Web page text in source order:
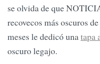
se olvida de que
recovecos más oscuros
meses le dedicó unatapa
oscuro legajo.